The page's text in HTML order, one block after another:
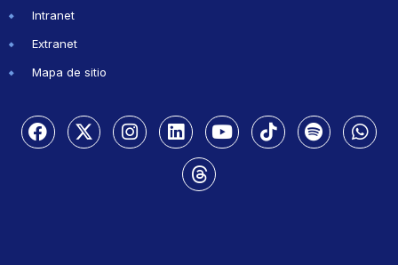
Intranet
Extranet
Mapa de sitio